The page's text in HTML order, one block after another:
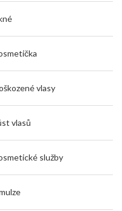
vlasy
vlasů
služby